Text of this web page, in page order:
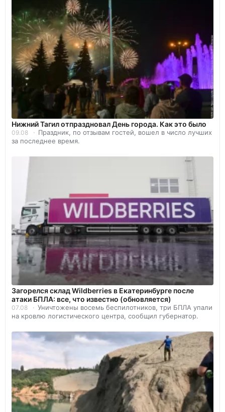
Нижний Тагил отпраздновал День города. Как это было
09.08
Праздник, по отзывам гостей, вошел в число лучших
за последнее время.
Загорелся склад Wildberries в Екатеринбурге после
атаки БПЛА: все, что известно (обновляется)
07.08
Уничтожены восемь беспилотников, три БПЛА упали
на кровлю логистического центра, сообщил губернатор.